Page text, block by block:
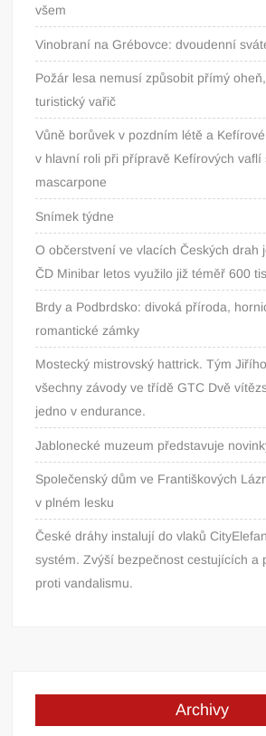
všem
Vinobraní na Grébovce: dvoudenní
Požár lesa nemusí způsobit přímý
turistický vařič
Vůně borůvek v pozdním létě a
v hlavní roli při přípravě Kefírových vaflí
mascarpone
Snímek týdne
O občerstvení ve vlacích Českých drah
ČD Minibar letos využilo již téměř 600
Brdy a Podbrdsko: divoká příroda,
romantické zámky
Mostecký mistrovský hattrick. Tým
všechny závody ve třídě GTC Dvě
jedno v endurance.
Jablonecké muzeum představuje
Společenský dům ve Františkových
v plném lesku
České dráhy instalují do vlaků
systém. Zvýší bezpečnost cestujících a
proti vandalismu.
Archivy